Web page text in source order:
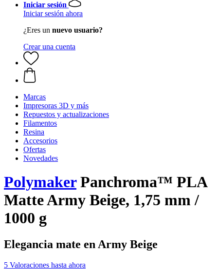
Iniciar sesión
Iniciar sesión ahora
¿Eres un nuevo usuario?
Crear una cuenta
Marcas
Impresoras 3D y más
Repuestos y actualizaciones
Filamentos
Resina
Accesorios
Ofertas
Novedades
PolymakerPanchroma™ PLA
Matte Army Beige, 1,75 mm /
1000 g
Elegancia mate en Army Beige
5 Valoraciones hasta ahora